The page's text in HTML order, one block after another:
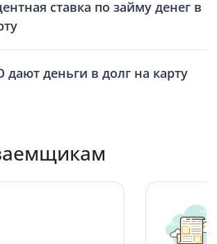
ставка по займу денег в
деньги в долг на карту